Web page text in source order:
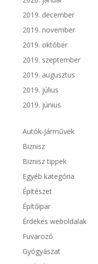
2019. december
2019. november
2019. október
2019. szeptember
2019. augusztus
2019. július
2019. június
Autók-Járművek
Biznisz
Biznisz tippek
Egyéb kategória
Építészet
Építőipar
Érdekes weboldalak
Fuvarozó
Gyógyászat